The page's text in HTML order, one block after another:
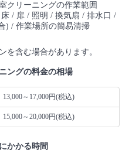
クリーニングの作業範囲
/ 扉 / 照明 / 換気扇 / 排水口 /
) / 作業場所の簡易清掃
を含む場合があります。
ングの料金の相場
13,000～17,000円(税込)
15,000～20,000円(税込)
かかる時間